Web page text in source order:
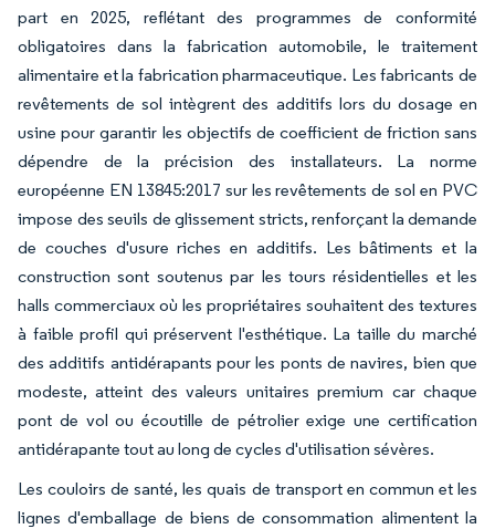
part en 2025, reflétant des programmes de conformité
obligatoires dans la fabrication automobile, le traitement
alimentaire et la fabrication pharmaceutique. Les fabricants de
revêtements de sol intègrent des additifs lors du dosage en
usine pour garantir les objectifs de coefficient de friction sans
dépendre de la précision des installateurs. La norme
européenne EN 13845:2017 sur les revêtements de sol en PVC
impose des seuils de glissement stricts, renforçant la demande
de couches d'usure riches en additifs. Les bâtiments et la
construction sont soutenus par les tours résidentielles et les
halls commerciaux où les propriétaires souhaitent des textures
à faible profil qui préservent l'esthétique. La taille du marché
des additifs antidérapants pour les ponts de navires, bien que
modeste, atteint des valeurs unitaires premium car chaque
pont de vol ou écoutille de pétrolier exige une certification
antidérapante tout au long de cycles d'utilisation sévères.
Les couloirs de santé, les quais de transport en commun et les
lignes d'emballage de biens de consommation alimentent la